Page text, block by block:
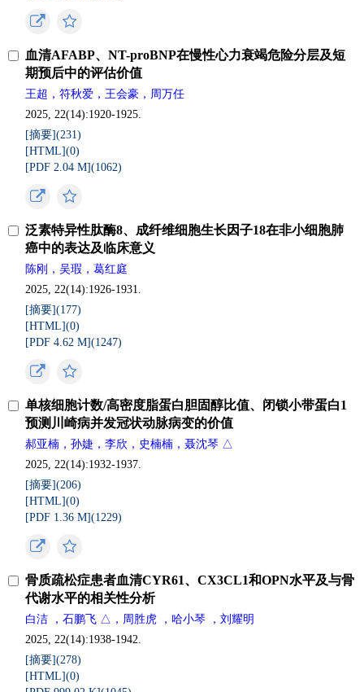
血清AFABP、NT-proBNP在慢性心力衰竭危险分层及短
期预后中的评估价值
王超，符秋爱，王会豪，周万任
2025, 22(14):1920-1925.
[摘要](231)
[HTML](0)
[PDF 2.04 M](1062)
泛素特异性肽酶8、成纤维细胞生长因子18在非小细胞肺
癌中的表达及临床意义
陈刚，吴瑕，葛红庭
2025, 22(14):1926-1931.
[摘要](177)
[HTML](0)
[PDF 4.62 M](1247)
单核细胞计数/高密度脂蛋白胆固醇比值、闭锁小带蛋白1
预测川崎病并发冠状动脉病变的价值
郝亚楠，孙婕，李欣，史楠楠，聂沈琴 △
2025, 22(14):1932-1937.
[摘要](206)
[HTML](0)
[PDF 1.36 M](1229)
骨质疏松症患者血清CYR61、CX3CL1和OPN水平及与骨
代谢水平的相关性分析
白洁 ，石鹏飞 △，周胜虎 ，哈小琴 ，刘耀明
2025, 22(14):1938-1942.
[摘要](278)
[HTML](0)